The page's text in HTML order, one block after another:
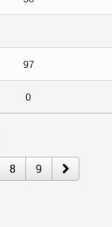
97
0
8 9